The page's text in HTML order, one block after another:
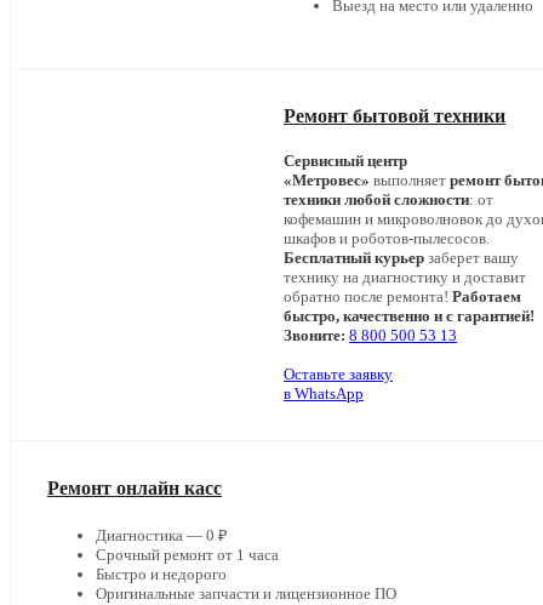
Выезд на место или удаленно
Ремонт бытовой техники
Сервисный центр
«Метровес» выполняет ремонт
техники любой сложности: от
кофемашин и микроволновок до
шкафов и роботов-пылесосов.
Бесплатный курьер заберет вашу
технику на диагностику и доставит
обратно после ремонта! Работаем
быстро, качественно и с гарантией!
Звоните: 8 800 500 53 13
Оставьте заявку
в WhatsApp
Ремонт онлайн касс
Диагностика — 0 ₽
Срочный ремонт от 1 часа
Быстро и недорого
Оригинальные запчасти и лицензионное ПО